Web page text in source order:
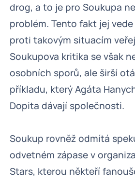
drog, a to je pro Soukupa
problém. Tento fakt jej
proti takovým situacím
Soukupova kritika se však
osobních sporů, ale širší
příkladu, který Agáta
Dopita dávají společnosti.
Soukup rovněž odmítá
odvetném zápase v
Stars, kterou někteří